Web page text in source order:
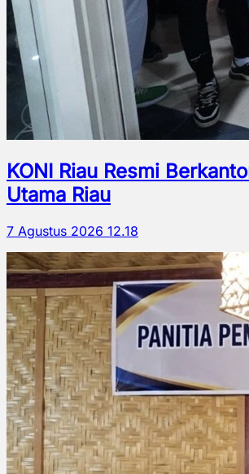
KONI Riau Resmi
Utama Riau
7 Agustus 2026 12.18